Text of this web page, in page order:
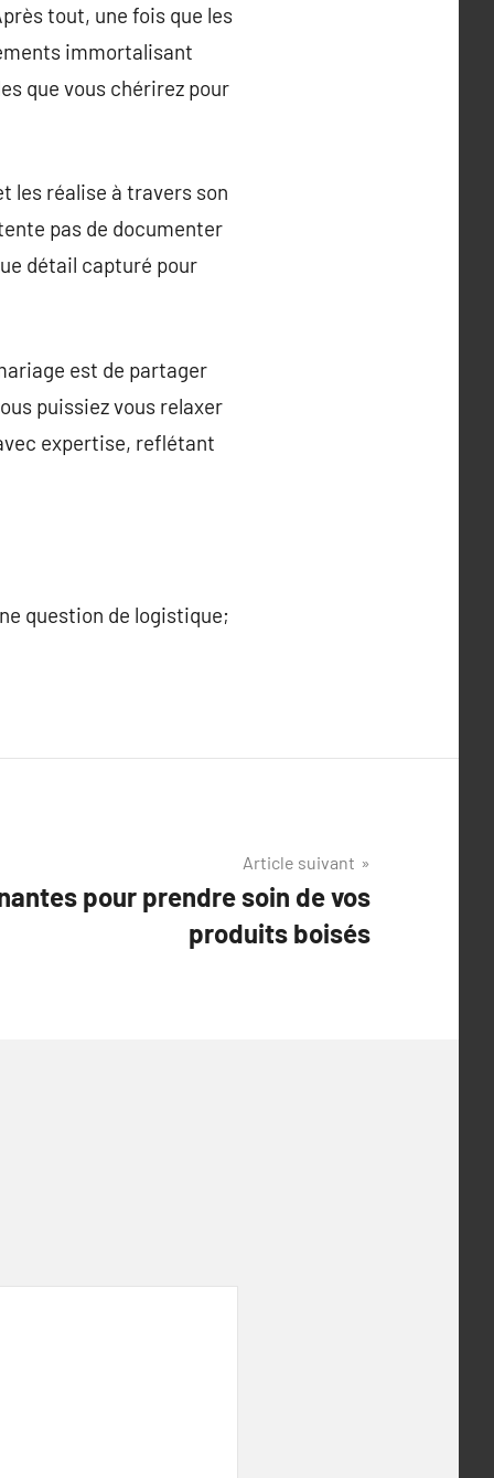
tout, une fois que les
immortalisant
que vous chérirez pour
les réalise à travers son
pas de documenter
détail capturé pour
est de partager
puissiez vous relaxer
expertise, reflétant
question de logistique;
Article suivant
pour prendre soin de vos
produits boisés